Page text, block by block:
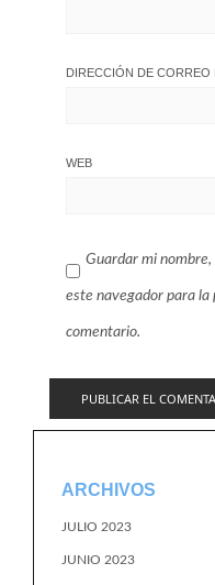
DIRECCIÓN DE CORREO
WEB
Guardar mi
este navegador para la
comentario.
ARCHIVOS
JULIO 2023
JUNIO 2023